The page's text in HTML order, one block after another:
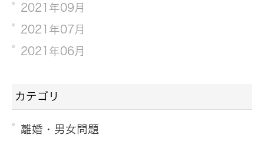
2021年09月
2021年07月
2021年06月
カテゴリ
離婚・男女問題